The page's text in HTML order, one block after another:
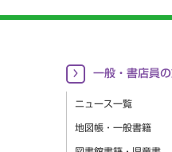
一般・書店員
ニュース一覧
地図帳・一般書籍